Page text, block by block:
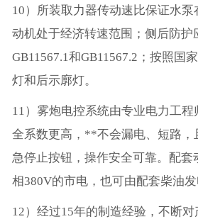
10）所装取力器传动速比保证水
动机处于经济转速范围；侧后防护
GB11567.1和GB11567.2；按照国
灯和后示廓灯。
11）雾炮电控系统由专业电力工
全系数更高，**不会漏电、短路，
急停止按钮，操作安全可靠。配套
相380V的市电，也可由配套柴油发
12）经过15年的制造经验，不断对